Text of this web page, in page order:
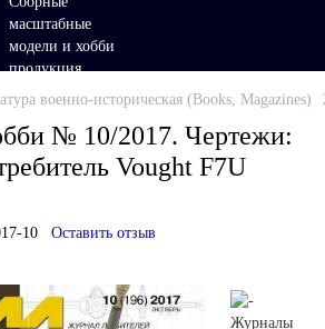
военно-историческая (Books, Magazines)
№ 10/2017. Чертежи:
Vought F7U
10 Оставить отзыв